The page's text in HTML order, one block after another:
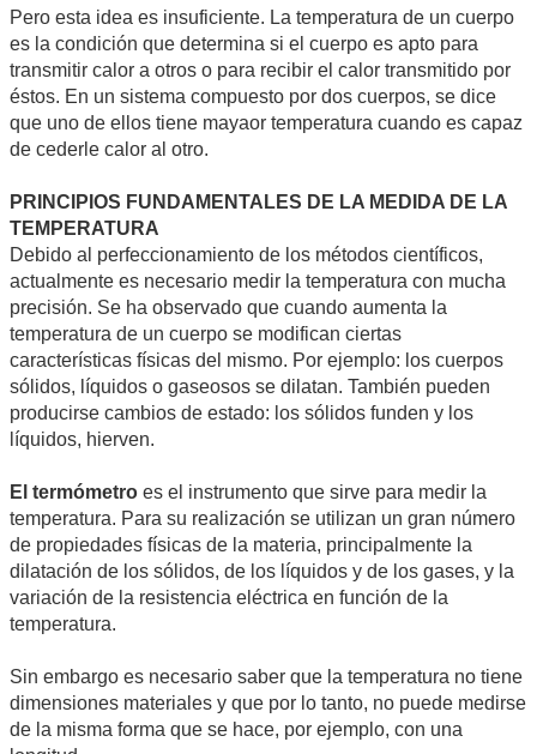
Pero esta idea es insuficiente. La temperatura de un cuerpo
es la condición que determina si el cuerpo es apto para
transmitir calor a otros o para recibir el calor transmitido por
éstos. En un sistema compuesto por dos cuerpos, se dice
que uno de ellos tiene mayaor temperatura cuando es capaz
de cederle calor al otro.
PRINCIPIOS FUNDAMENTALES DE LA MEDIDA DE LA
TEMPERATURA
Debido al perfeccionamiento de los métodos científicos,
actualmente es necesario medir la temperatura con mucha
precisión. Se ha observado que cuando aumenta la
temperatura de un cuerpo se modifican ciertas
características físicas del mismo. Por ejemplo: los cuerpos
sólidos, líquidos o gaseosos se dilatan. También pueden
producirse cambios de estado: los sólidos funden y los
líquidos, hierven.
El termómetro es el instrumento que sirve para medir la
temperatura. Para su realización se utilizan un gran número
de propiedades físicas de la materia, principalmente la
dilatación de los sólidos, de los líquidos y de los gases, y la
variación de la resistencia eléctrica en función de la
temperatura.
Sin embargo es necesario saber que la temperatura no tiene
dimensiones materiales y que por lo tanto, no puede medirse
de la misma forma que se hace, por ejemplo, con una